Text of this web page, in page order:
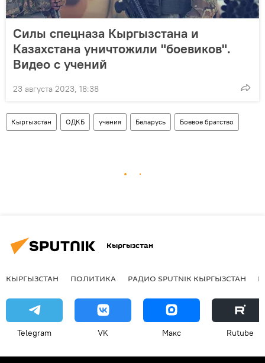
Силы спецназа Кыргызстана и
Казахстана уничтожили "боевиков".
Видео с учений
23 августа 2023, 18:38
Кыргызстан ОДКБ учения Беларусь Боевое братство
Кыргызстан
КЫРГЫЗСТАН ПОЛИТИКА РАДИО SPUTNIK КЫРГЫЗСТАН
Telegram VK Макс Rutube